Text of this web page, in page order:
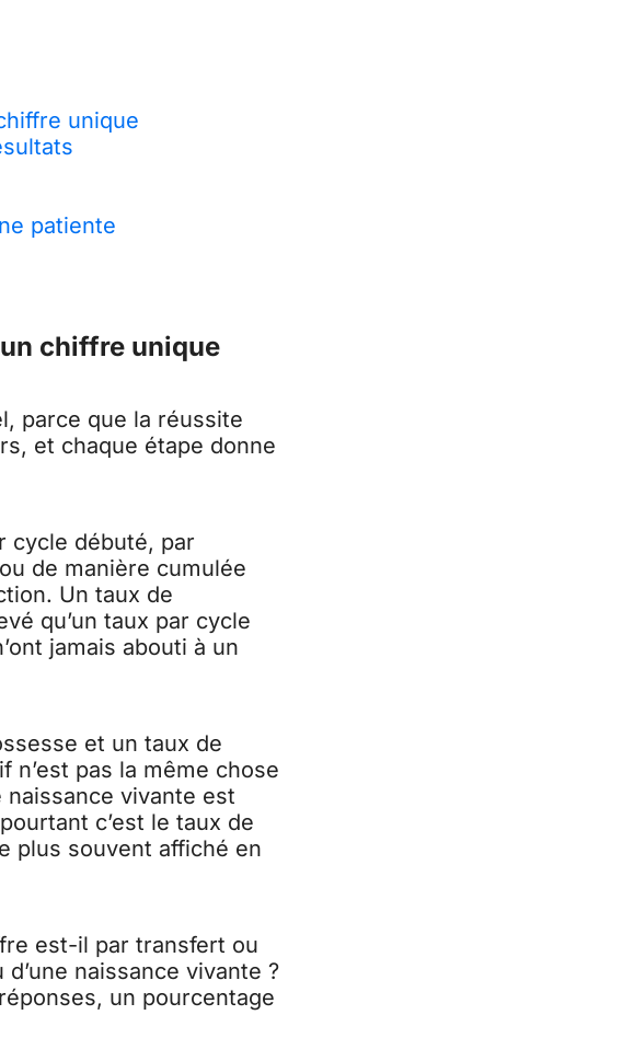
unique
patiente
chiffre unique
parce que la réussite
et chaque étape donne
cycle débuté, par
de manière cumulée
Un taux de
qu’un taux par cycle
jamais abouti à un
et un taux de
n’est pas la même chose
naissance vivante est
c’est le taux de
plus souvent affiché en
est-il par transfert ou
naissance vivante ?
un pourcentage